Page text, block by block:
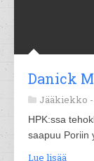
Danick
Jääkiekko -
HPK:ssa
saapuu Poriin
Lue lisää